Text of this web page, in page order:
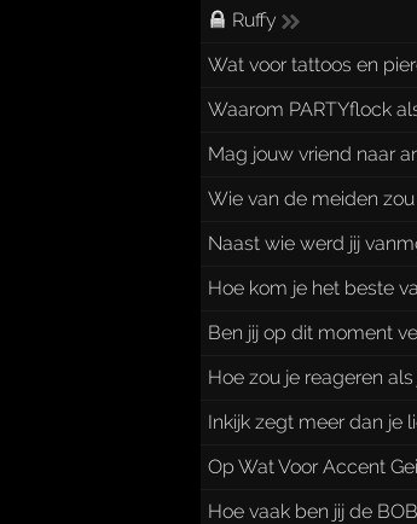
Ruffy
Wat voor tattoos en
Waarom PARTYflock
Mag jouw vriend naar
Wie van de meiden
Naast wie werd jij
Hoe kom je het beste
Ben jij op dit moment
Hoe zou je reageren
Inkijk zegt meer dan je
Op Wat Voor Accent
Hoe vaak ben jij de